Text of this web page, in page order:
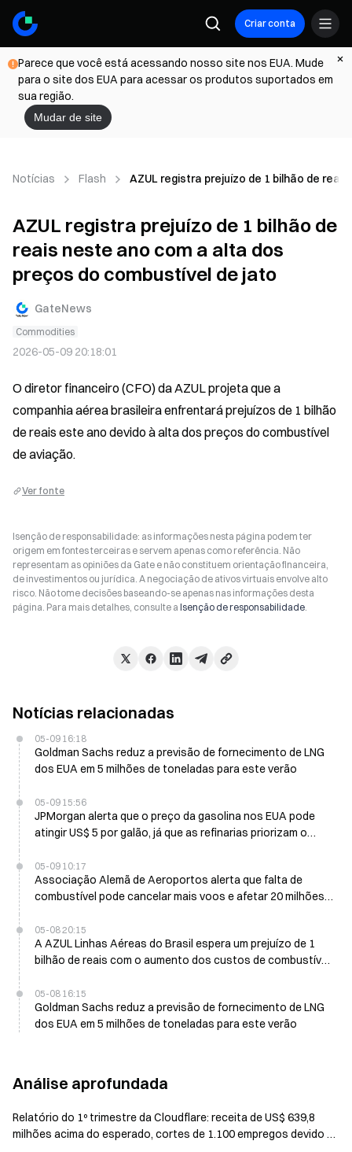
Criar conta
Parece que você está acessando nosso site nos EUA. Mude
para o site dos EUA para acessar os produtos suportados em
sua região.
Mudar de site
Notícias Flash AZUL registra prejuízo de 1 bilhão de
AZUL registra prejuízo de 1 bilhão de
reais neste ano com a alta dos
preços do combustível de jato
GateNews
Commodities
2026-05-09 20:18:01
O diretor financeiro (CFO) da AZUL projeta que a
companhia aérea brasileira enfrentará prejuízos de 1 bilhão
de reais este ano devido à alta dos preços do combustível
de aviação.
Ver fonte
Isenção de responsabilidade: as informações nesta página podem ter
origem em fontes terceiras e servem apenas como referência. Não
representam as opiniões da Gate e não constituem orientação financeira,
de investimentos ou jurídica. A negociação de ativos virtuais envolve alto
risco. Não tome decisões baseando-se apenas nas informações desta
página. Para mais detalhes, consulte a Isenção de responsabilidade.
Notícias relacionadas
05-09 16:18
Goldman Sachs reduz a previsão de fornecimento de LNG
dos EUA em 5 milhões de toneladas para este verão
05-09 15:56
JPMorgan alerta que o preço da gasolina nos EUA pode
atingir US$ 5 por galão, já que as refinarias priorizam o
05-09 10:17
Associação Alemã de Aeroportos alerta que falta de
combustível pode cancelar mais voos e afetar 20 milhões
05-08 20:15
A AZUL Linhas Aéreas do Brasil espera um prejuízo de 1
bilhão de reais com o aumento dos custos de combustível
05-08 16:15
Goldman Sachs reduz a previsão de fornecimento de LNG
dos EUA em 5 milhões de toneladas para este verão
Análise aprofundada
Relatório do 1º trimestre da Cloudflare: receita de US$ 639,8
milhões acima do esperado, cortes de 1.100 empregos devido a